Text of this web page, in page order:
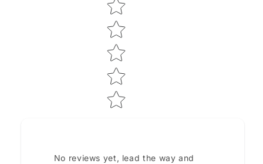
No reviews yet, lead the way and